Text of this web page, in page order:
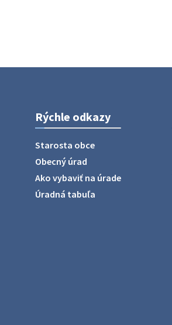
Rýchle odkazy
Starosta obce
Obecný úrad
Ako vybaviť na úrade
Úradná tabuľa